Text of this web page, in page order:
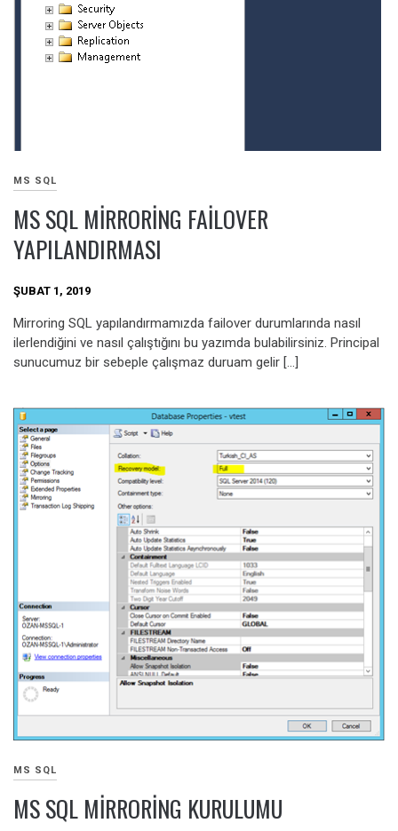
MS SQL
MS SQL MIRRORING FAILOVER
YAPILANDIRMASI
ŞUBAT 1, 2019
Mirroring SQL yapılandırmamızda failover durumlarında nasıl
ilerlendiğini ve nasıl çalıştığını bu yazımda bulabilirsiniz. Principal
sunucumuz bir sebeple çalışmaz duruam gelir […]
MS SQL
MS SQL MIRRORING KURULUMU